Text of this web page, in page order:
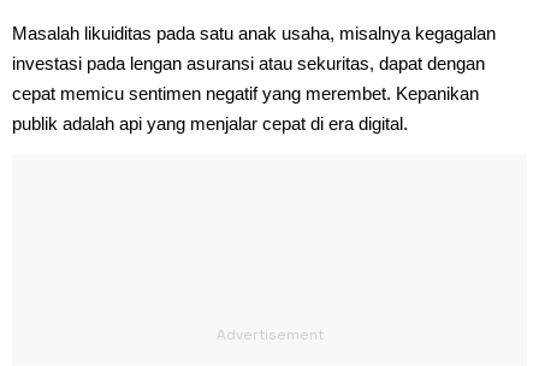
Masalah likuiditas pada satu anak usaha, misalnya kegagalan
investasi pada lengan asuransi atau sekuritas, dapat dengan
cepat memicu sentimen negatif yang merembet. Kepanikan
publik adalah api yang menjalar cepat di era digital.